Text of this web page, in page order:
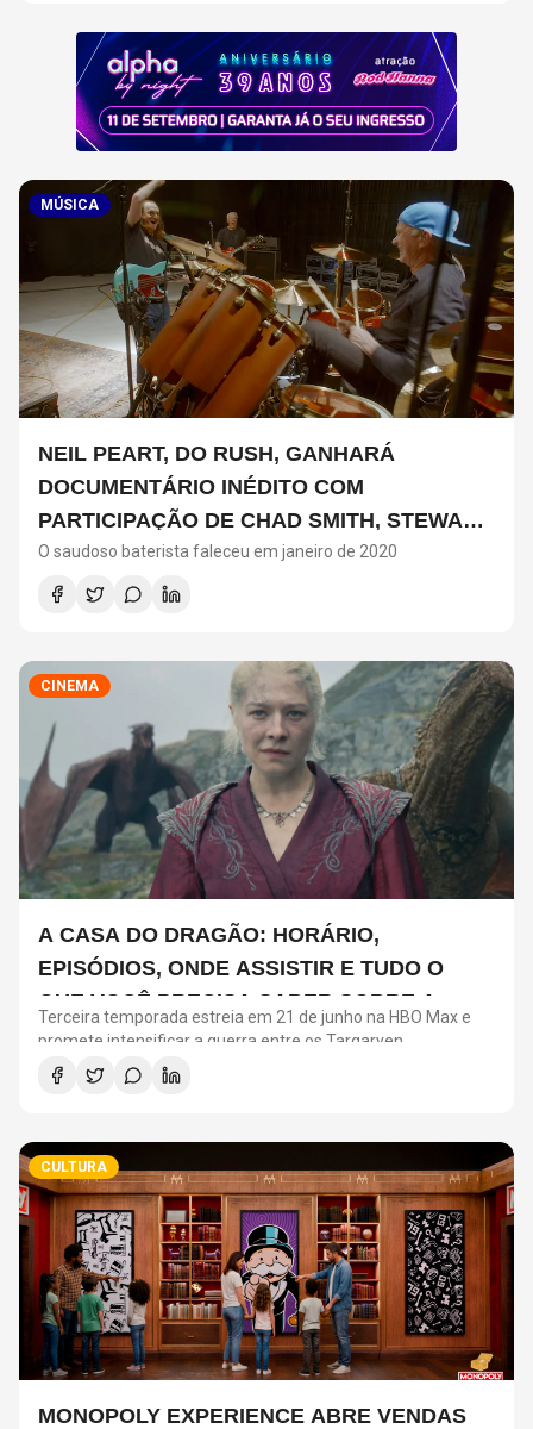
MÚSICA
NEIL PEART, DO RUSH, GANHARÁ
DOCUMENTÁRIO INÉDITO COM
PARTICIPAÇÃO DE CHAD SMITH, STEWART
COPELAND E DANNY CAREY
O saudoso baterista faleceu em janeiro de 2020
CINEMA
A CASA DO DRAGÃO: HORÁRIO,
EPISÓDIOS, ONDE ASSISTIR E TUDO O
QUE VOCÊ PRECISA SABER SOBRE A
NOVA TEMPORADA
Terceira temporada estreia em 21 de junho na HBO Max e
promete intensificar a guerra entre os Targaryen
CULTURA
MONOPOLY EXPERIENCE ABRE VENDAS